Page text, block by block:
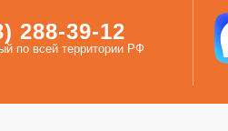
288-39-12
по всей территории РФ